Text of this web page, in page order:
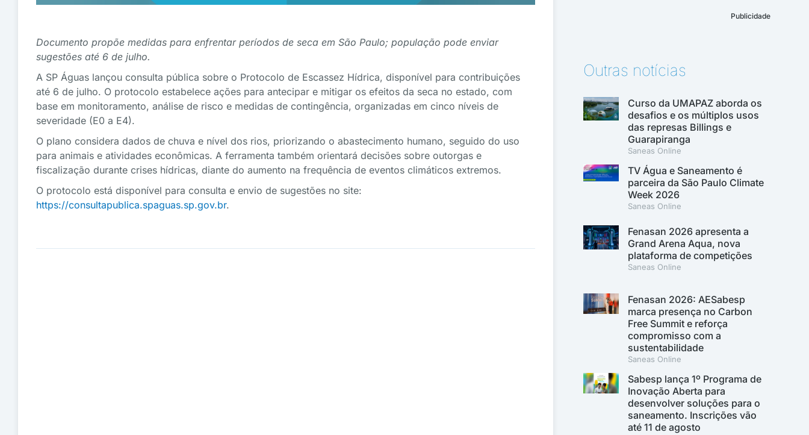
Documento propõe medidas para enfrentar períodos de seca em São Paulo; população pode enviar
sugestões até 6 de julho.
A SP Águas lançou consulta pública sobre o Protocolo de Escassez Hídrica, disponível para contribuições
até 6 de julho. O protocolo estabelece ações para antecipar e mitigar os efeitos da seca no estado, com
base em monitoramento, análise de risco e medidas de contingência, organizadas em cinco níveis de
severidade (E0 a E4).
O plano considera dados de chuva e nível dos rios, priorizando o abastecimento humano, seguido do uso
para animais e atividades econômicas. A ferramenta também orientará decisões sobre outorgas e
fiscalização durante crises hídricas, diante do aumento na frequência de eventos climáticos extremos.
O protocolo está disponível para consulta e envio de sugestões no site:
https://consultapublica.spaguas.sp.gov.br.
Publicidade
Outras notícias
Curso da UMAPAZ aborda os
desafios e os múltiplos usos
das represas Billings e
Guarapiranga
Saneas Online
TV Água e Saneamento é
parceira da São Paulo Climate
Week 2026
Saneas Online
Fenasan 2026 apresenta a
Grand Arena Aqua, nova
plataforma de competições
Saneas Online
Fenasan 2026: AESabesp
marca presença no Carbon
Free Summit e reforça
compromisso com a
sustentabilidade
Saneas Online
Sabesp lança 1º Programa de
Inovação Aberta para
desenvolver soluções para o
saneamento. Inscrições vão
até 11 de agosto